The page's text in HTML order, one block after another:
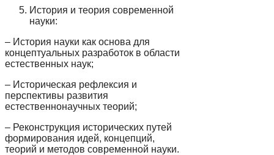
История и теория современной
науки:
– История науки как основа для
концептуальных разработок в области
естественных наук;
– Историческая рефлексия и
перспективы развития
естественнонаучных теорий;
– Реконструкция исторических путей
формирования идей, концепций,
теорий и методов современной науки.